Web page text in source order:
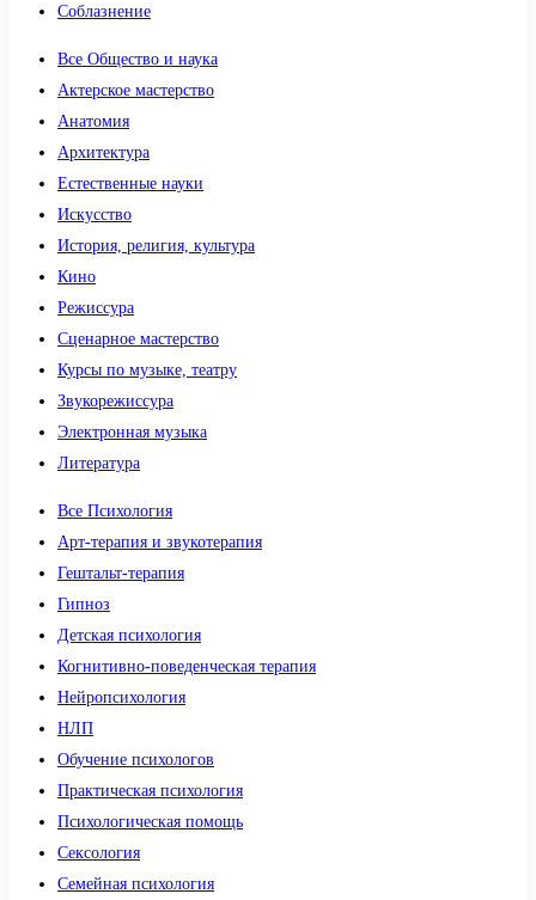
Соблазнение
Все Общество и наука
Актерское мастерство
Анатомия
Архитектура
Естественные науки
Искусство
История, религия, культура
Кино
Режиссура
Сценарное мастерство
Курсы по музыке, театру
Звукорежиссура
Электронная музыка
Литература
Все Психология
Арт-терапия и звукотерапия
Гештальт-терапия
Гипноз
Детская психология
Когнитивно-поведенческая терапия
Нейропсихология
НЛП
Обучение психологов
Практическая психология
Психологическая помощь
Сексология
Семейная психология